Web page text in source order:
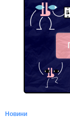
Новини